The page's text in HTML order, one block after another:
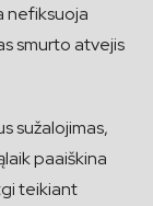
nefiksuoja
smurto atvejis
sužalojimas,
paaiškina
teikiant